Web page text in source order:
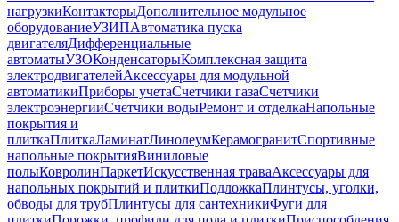
нагрузкиКонтакторыДополнительное модульное
оборудованиеУЗИПАвтоматика пуска
двигателяДифференциальные
автоматыУЗОКонденсаторыКомплексная защита
электродвигателейАксессуары для модульной
автоматикиПриборы учетаСчетчики газаСчетчики
электроэнергииСчетчики водыРемонт и отделкаНапольные
покрытия и
плиткаПлиткаЛаминатЛинолеумКерамогранитСпортивные
напольные покрытияВиниловые
полыКовролинПаркетИскусственная траваАксессуары для
напольных покрытий и плиткиПодложкаПлинтусы, уголки,
обводы для трубПлинтусы для сантехникиФуги для